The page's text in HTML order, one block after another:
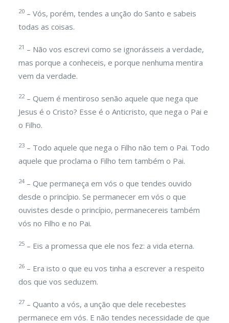
20 – Vós, porém, tendes a unção do Santo e sabeis
todas as coisas.
21 – Não vos escrevi como se ignorásseis a verdade,
mas porque a conheceis, e porque nenhuma mentira
vem da verdade.
22– Quem é mentiroso senão aquele que nega que
Jesus é o Cristo? Esse é o Anticristo, que nega o Pai e
o Filho.
23 – Todo aquele que nega o Filho não tem o Pai. Todo
aquele que proclama o Filho tem também o Pai.
24 – Que permaneça em vós o que tendes ouvido
desde o princípio. Se permanecer em vós o que
ouvistes desde o princípio, permanecereis também
vós no Filho e no Pai.
25 – Eis a promessa que ele nos fez: a vida eterna.
26 – Era isto o que eu vos tinha a escrever a respeito
dos que vos seduzem.
27 – Quanto a vós, a unção que dele recebestes
permanece em vós. E não tendes necessidade de que